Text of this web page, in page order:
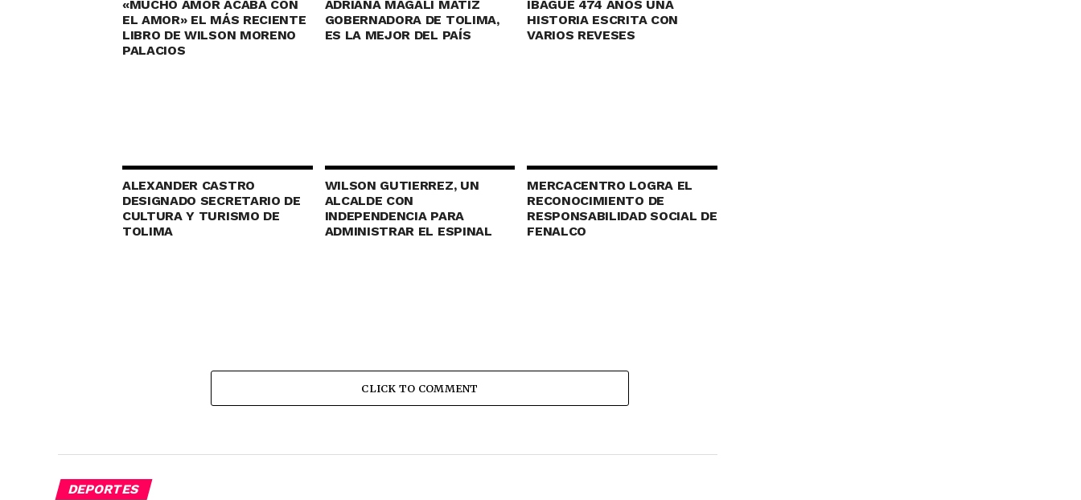
«MUCHO AMOR ACABA CON
EL AMOR» EL MÁS RECIENTE
LIBRO DE WILSON MORENO
PALACIOS
ADRIANA MAGALI MATIZ
GOBERNADORA DE TOLIMA,
ES LA MEJOR DEL PAÍS
IBAGUÉ 474 AÑOS UNA
HISTORIA ESCRITA CON
VARIOS REVESES
ALEXANDER CASTRO
DESIGNADO SECRETARIO DE
CULTURA Y TURISMO DE
TOLIMA
WILSON GUTIERREZ, UN
ALCALDE CON
INDEPENDENCIA PARA
ADMINISTRAR EL ESPINAL
MERCACENTRO LOGRA EL
RECONOCIMIENTO DE
RESPONSABILIDAD SOCIAL DE
FENALCO
CLICK TO COMMENT
DEPORTES